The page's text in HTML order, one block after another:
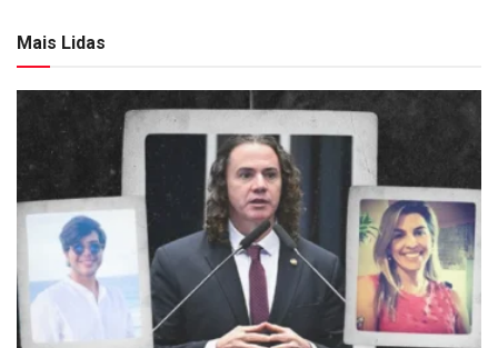
Mais Lidas